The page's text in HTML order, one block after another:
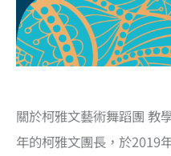
關於柯雅文藝術舞蹈團 教
年的柯雅文團長，於2019